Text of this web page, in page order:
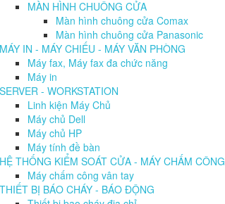
MÀN HÌNH CHUÔNG CỬA
Màn hình chuông cửa Comax
Màn hình chuông cửa Panasonic
MÁY IN - MÁY CHIẾU - MÁY VĂN PHÒNG
Máy fax, Máy fax đa chức năng
Máy in
SERVER - WORKSTATION
Linh kiện Máy Chủ
Máy chủ Dell
Máy chủ HP
Máy tính đề bàn
HỆ THỐNG KIỂM SOÁT CỬA - MÁY CHẤM CÔNG
Máy chấm công vân tay
THIẾT BỊ BÁO CHÁY - BÁO ĐỘNG